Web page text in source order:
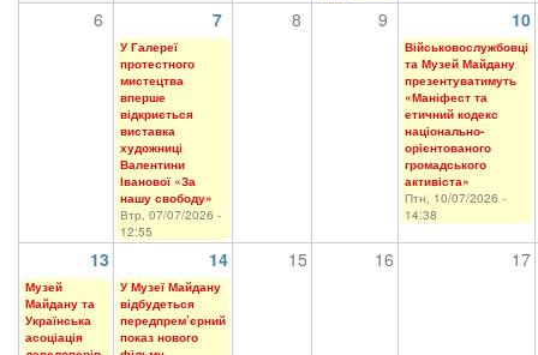
6 7 8 9 10
У Галереї
протестного
мистецтва
вперше
відкриється
виставка
художниці
Валентини
Іванової «За
нашу свободу»
Втр, 07/07/2026 -
12:55
Військовослужбовці
та Музей Майдану
презентуватимуть
«Маніфест та
етичний кодекс
національно-
орієнтованого
громадського
активіста»
Птн, 10/07/2026 -
14:38
13 14 15 16 17
Музей
Майдану та
Українська
асоціація
У Музеї Майдану
відбудеться
передпрем’єрний
показ нового